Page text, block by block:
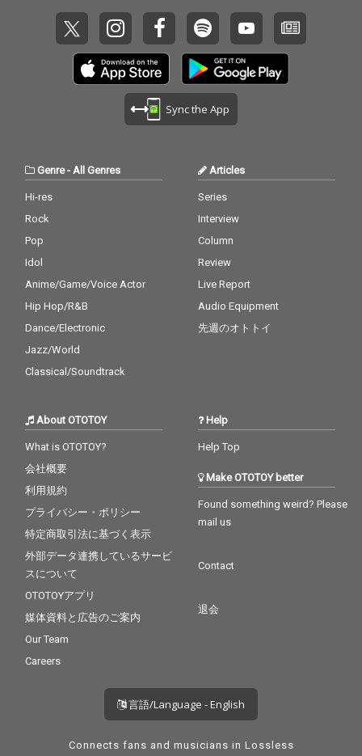
Sync the App
Genre- All Genres
Hi-res
Rock
Pop
Idol
Anime/Game/Voice Actor
Hip Hop/R&B
Dance/Electronic
Jazz/World
Classical/Soundtrack
Articles
Series
Interview
Column
Review
Live Report
Audio Equipment
先週のオトトイ
About OTOTOY
What is OTOTOY?
会社概要
利用規約
プライバシー・ポリシー
特定商取引法に基づく表示
外部データ連携しているサービ
スについて
OTOTOYアプリ
媒体資料と広告のご案内
Our Team
Careers
Help
Help Top
Make OTOTOY better
Found something weird? Please
mail us
Contact
退会
言語/Language - English
Connects fans and musicians in Lossless